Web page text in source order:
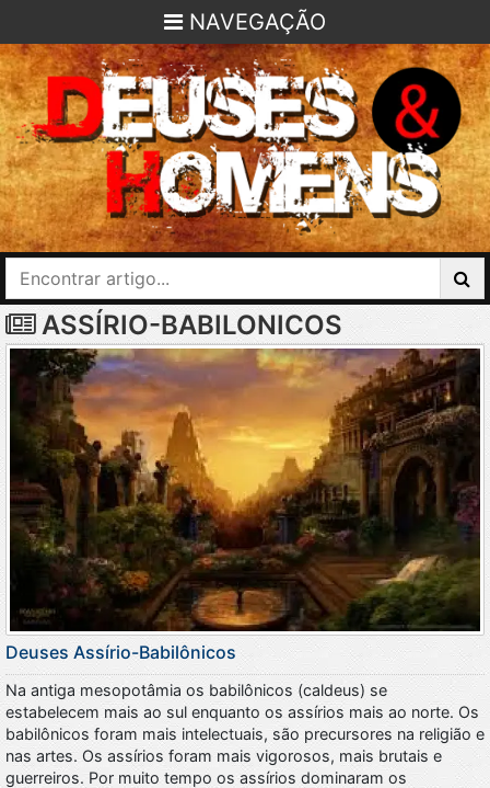
NAVEGAÇÃO
ASSÍRIO-BABILONICOS
Deuses Assírio-Babilônicos
Na antiga mesopotâmia os babilônicos (caldeus) se
estabelecem mais ao sul enquanto os assírios mais ao norte. Os
babilônicos foram mais intelectuais, são precursores na religião e
nas artes. Os assírios foram mais vigorosos, mais brutais e
guerreiros. Por muito tempo os assírios dominaram os